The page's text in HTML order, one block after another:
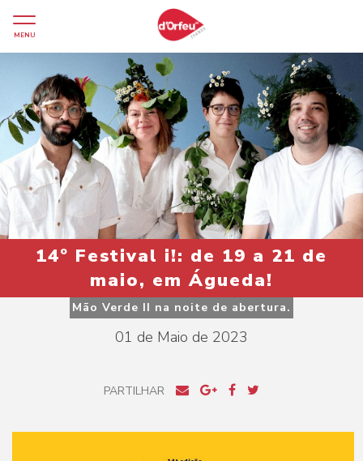
MENU
14º Festival i!: de 19 a 21 de
maio, em Águeda!
Mão Verde II na noite de abertura.
01 de Maio de 2023
PARTILHAR